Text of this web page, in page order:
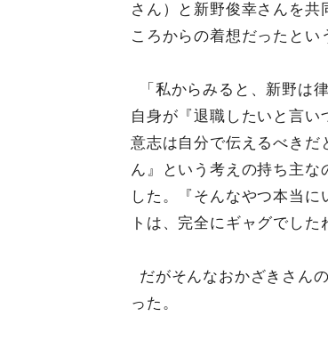
さん）と新野俊幸さんを共
ころからの着想だったとい
「私からみると、新野は
自身が『退職したいと言
意志は自分で伝えるべきだ
ん』という考えの持ち主な
した。『そんなやつ本当
トは、完全にギャグでした
だがそんなおかざきさん
った。